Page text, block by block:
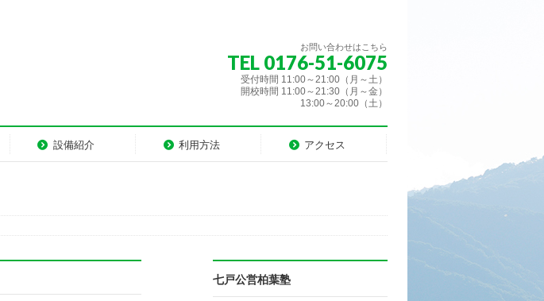
お問い合わせはこちら
TEL 0176-51-6075
受付時間 11:00～21:00（月～土）
開校時間 11:00～21:30（月～金）
13:00～20:00（土）
設備紹介 利用方法 アクセス
七戸公営柏葉塾